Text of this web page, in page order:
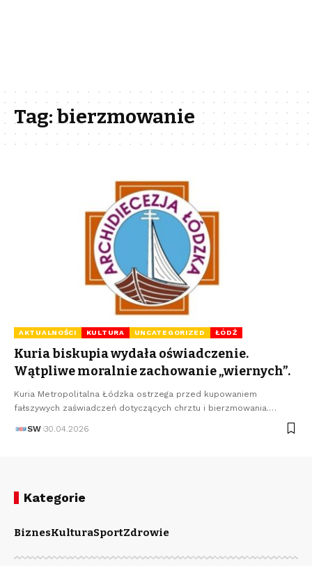
Tag:bierzmowanie
AKTUALNOŚCI KULTURA UNCATEGORIZED ŁÓDŹ
Kuria biskupia wydała oświadczenie.
Wątpliwe moralnie zachowanie „wiernych”.
Kuria Metropolitalna Łódzka ostrzega przed kupowaniem
fałszywych zaświadczeń dotyczących chrztu i bierzmowania.…
SW 30.04.2026
Kategorie
BiznesKulturaSportZdrowie